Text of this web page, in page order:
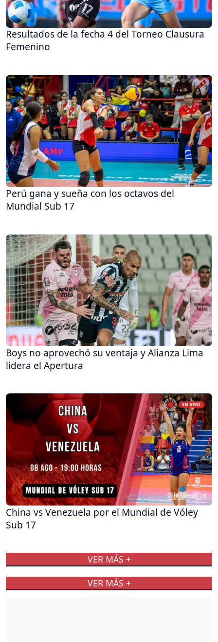
Resultados de la fecha 4 del Torneo Clausura
Femenino
Perú gana y sueña con los octavos del
Mundial Sub 17
Boys no aprovechó su ventaja y Alianza Lima
lidera el Apertura
China vs Venezuela por el Mundial de Vóley
Sub 17
VER MÁS +
VER MÁS +